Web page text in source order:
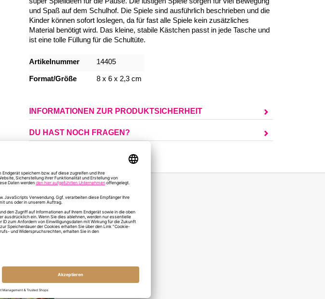
und Spaß auf dem Schulhof. Die Spiele sind ausführlich beschrieben und die
Kinder können sofort loslegen, da für fast alle Spiele kein zusätzliches
Material benötigt wird. Das kleine, stabile Kästchen passt in jede Tasche und
ist eine tolle Füllung für die Schultüte.
Mehr
Artikelnummer 14405
Format/Größe 8 x 6 x 2,3 cm
INFORMATIONEN ZUR PRODUKTSICHERHEIT
DU HAST NOCH FRAGEN?